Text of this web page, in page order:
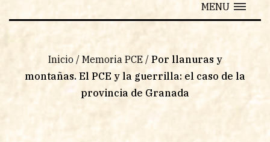
MENU
Inicio / Memoria PCE / Por llanuras y
montañas. El PCE y la guerrilla: el caso de la
provincia de Granada